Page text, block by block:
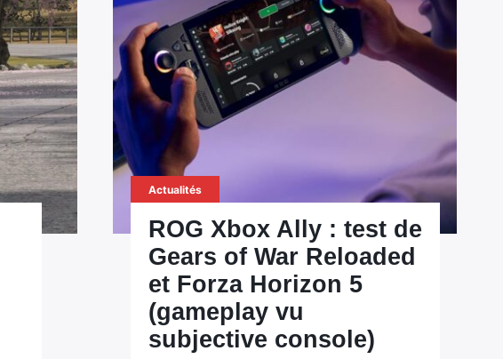
Actualités
ROG Xbox Ally : test de
Gears of War Reloaded
et Forza Horizon 5
(gameplay vu
subjective console)